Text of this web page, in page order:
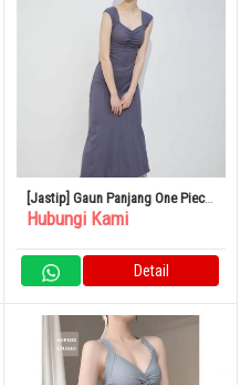
[Jastip] Gaun Panjang One Piece
Mercury Duo
Hubungi Kami
Detail